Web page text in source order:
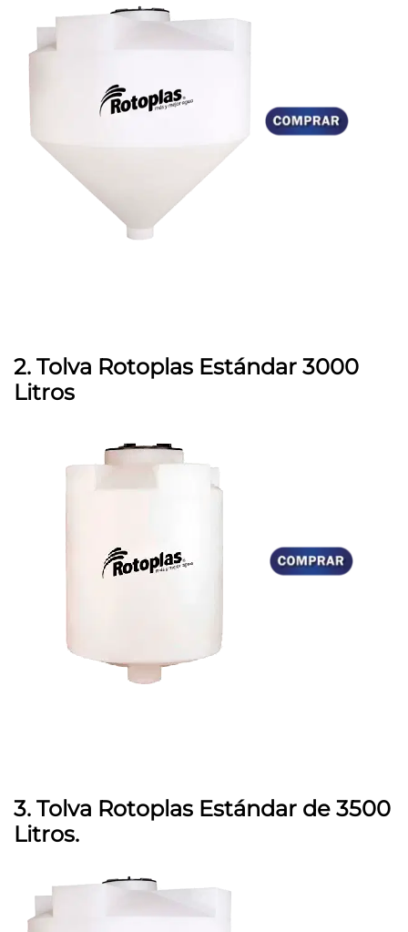
2. Tolva Rotoplas Estándar 3000
Litros
3. Tolva Rotoplas Estándar de 3500
Litros.